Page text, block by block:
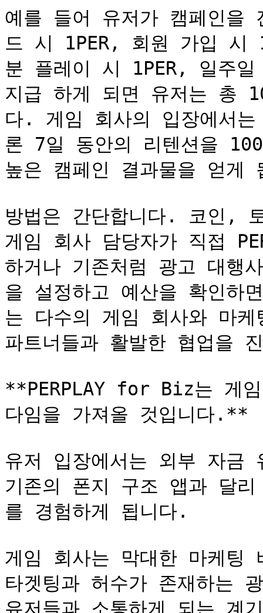
예를 들어 유저가 캠페인을
드 시 1PER, 회원 가입 시
분 플레이 시 1PER, 일주
지급 하게 되면 유저는 총
다. 게임 회사의 입장에서
론 7일 동안의 리텐션을
높은 캠페인 결과물을 얻게
방법은 간단합니다. 코인,
게임 회사 담당자가 직접
하거나 기존처럼 광고 대
을 설정하고 예산을 확인
는 다수의 게임 회사와 마
파트너들과 활발한 협업을
**PERPLAY for Biz는 게
다임을 가져올 것입니다.**
유저 입장에서는 외부 자금
기존의 폰지 구조 앱과 달리
를 경험하게 됩니다.
게임 회사는 막대한 마케팅
타겟팅과 허수가 존재하는
유저들과 소통하게 되는 계